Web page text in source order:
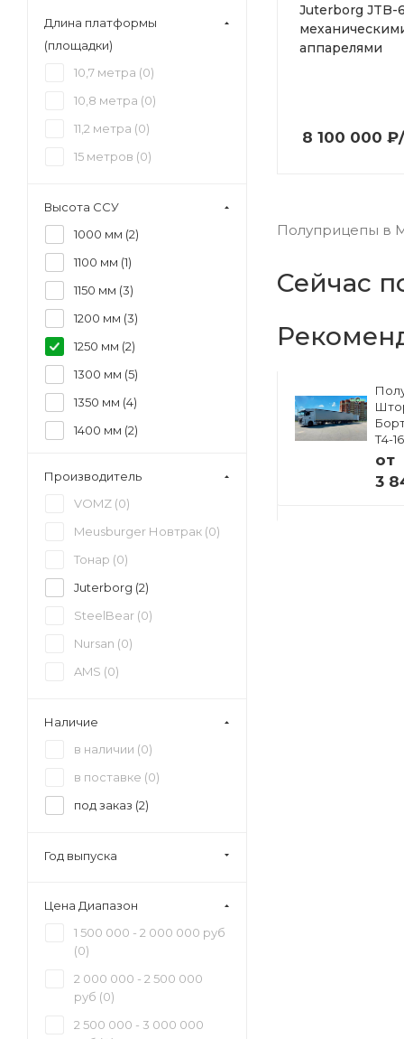
Juterborg JTB-
аппарелями
8 100 000 ₽
Полуприцепы в
Сейчас
Т4-
от
3
Длина платформы
(площадки)
10,7 метра (0)
10,8 метра (0)
11,2 метра (0)
15 метров (0)
Высота ССУ
1000 мм (2)
1100 мм (1)
1150 мм (3)
1200 мм (3)
1250 мм (2)
1300 мм (5)
1350 мм (4)
1400 мм (2)
1500 мм (
1550 мм (
1
1600 мм (1)
Производитель
VOMZ (0)
Meusburger Новтрак (0)
Тонар (0)
Juterborg (2)
SteelBear (0)
Nursan (0)
AMS (0)
Наличие
в наличии (0)
в поставке (0)
под заказ (2)
Год выпуска
Цена Диапазон
1 500 000 - 2 000 000 руб
(0)
2 000 000 - 2 500 000
руб (0)
2 500 000 - 3 000 000